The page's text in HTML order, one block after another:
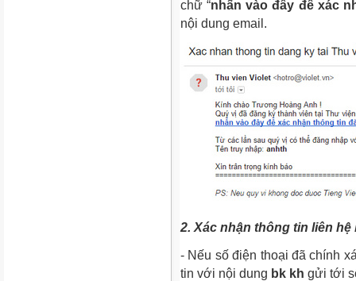
chữ “nhấn vào đây để xác
nội dung email.
2. Xác nhận thông tin liên
- Nếu số điện thoại đã chính
tin với nội dung bk kh gửi tới